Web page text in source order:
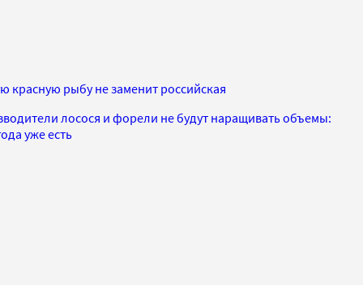
красную рыбу не заменит российская
лосося и форели не будут наращивать объемы:
уже есть